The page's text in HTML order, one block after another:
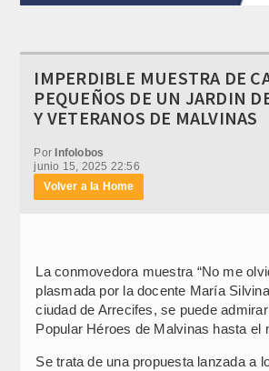
IMPERDIBLE MUESTRA DE
PEQUEÑOS DE UN JARDIN
Y VETERANOS DE MALVINAS
PorInfolobos
junio 15, 2025 22:56
Volver a la Home
La conmovedora muestra “No me
plasmada por la docente María
ciudad de Arrecifes, se puede
Popular Héroes de Malvinas hasta el
Se trata de una propuesta lanzada a